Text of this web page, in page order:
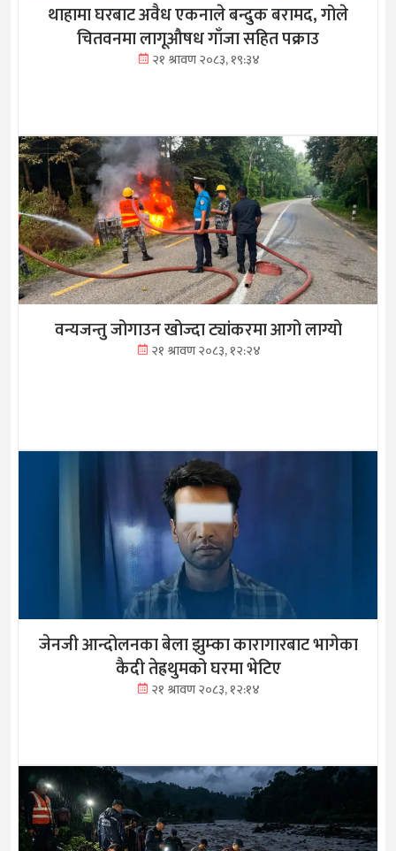
थाहामा घरबाट अवैध एकनाले बन्दुक बरामद, गोले
चितवनमा लागूऔषध गाँजा सहित पक्राउ
२१ श्रावण २०८३, १९:३४
वन्यजन्तु जोगाउन खोज्दा ट्यांकरमा आगो लाग्यो
२१ श्रावण २०८३, १२:२४
जेनजी आन्दोलनका बेला झुम्का कारागारबाट भागेका
कैदी तेह्रथुमको घरमा भेटिए
२१ श्रावण २०८३, १२:१४